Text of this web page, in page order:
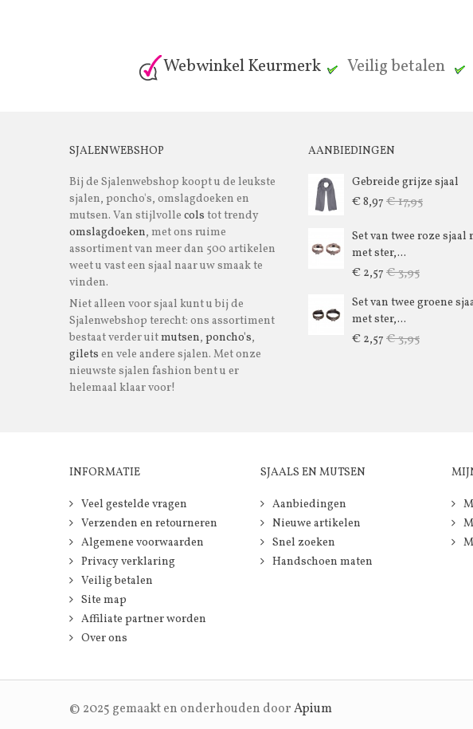
Webwinkel Keurmerk Veilig betalen
SJALENWEBSHOP
Bij de Sjalenwebshop koopt u de leukste
sjalen, poncho's, omslagdoeken en
mutsen. Van stijlvolle cols tot trendy
omslagdoeken, met ons ruime
assortiment van meer dan 500 artikelen
weet u vast een sjaal naar uw smaak te
vinden.
Niet alleen voor sjaal kunt u bij de
Sjalenwebshop terecht: ons assortiment
bestaat verder uitmutsen, poncho's,
gilets en vele andere sjalen. Met onze
nieuwste sjalen fashion bent u er
helemaal klaar voor!
AANBIEDINGEN
Gebreide grijze sjaal
€ 8,97 € 17,95
Set van twee roze sjaal
met ster,...
€ 2,57 € 3,95
Set van twee groene
met ster,...
€ 2,57 € 3,95
INFORMATIE
Veel gestelde vragen
Verzenden en retourneren
Algemene voorwaarden
Privacy verklaring
Veilig betalen
Site map
Affiliate partner worden
Over ons
SJAALS EN MUTSEN
Aanbiedingen
Nieuwe artikelen
Snel zoeken
Handschoen maten
© 2025 gemaakt en onderhouden doorApium